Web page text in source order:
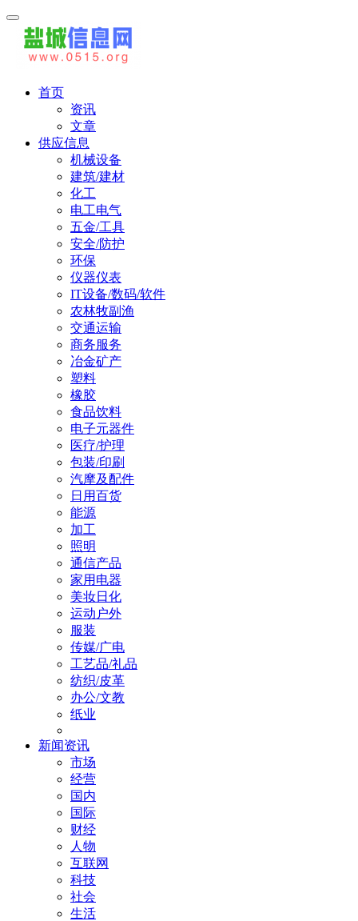
首页
资讯
文章
供应信息
机械设备
建筑/建材
化工
电工电气
五金/工具
安全/防护
环保
仪器仪表
IT设备/数码/软件
农林牧副渔
交通运输
商务服务
冶金矿产
塑料
橡胶
食品饮料
电子元器件
医疗/护理
包装/印刷
汽摩及配件
日用百货
能源
加工
照明
通信产品
家用电器
美妆日化
运动户外
服装
传媒/广电
工艺品/礼品
纺织/皮革
办公/文教
纸业
新闻资讯
市场
经营
国内
国际
财经
人物
互联网
科技
社会
生活